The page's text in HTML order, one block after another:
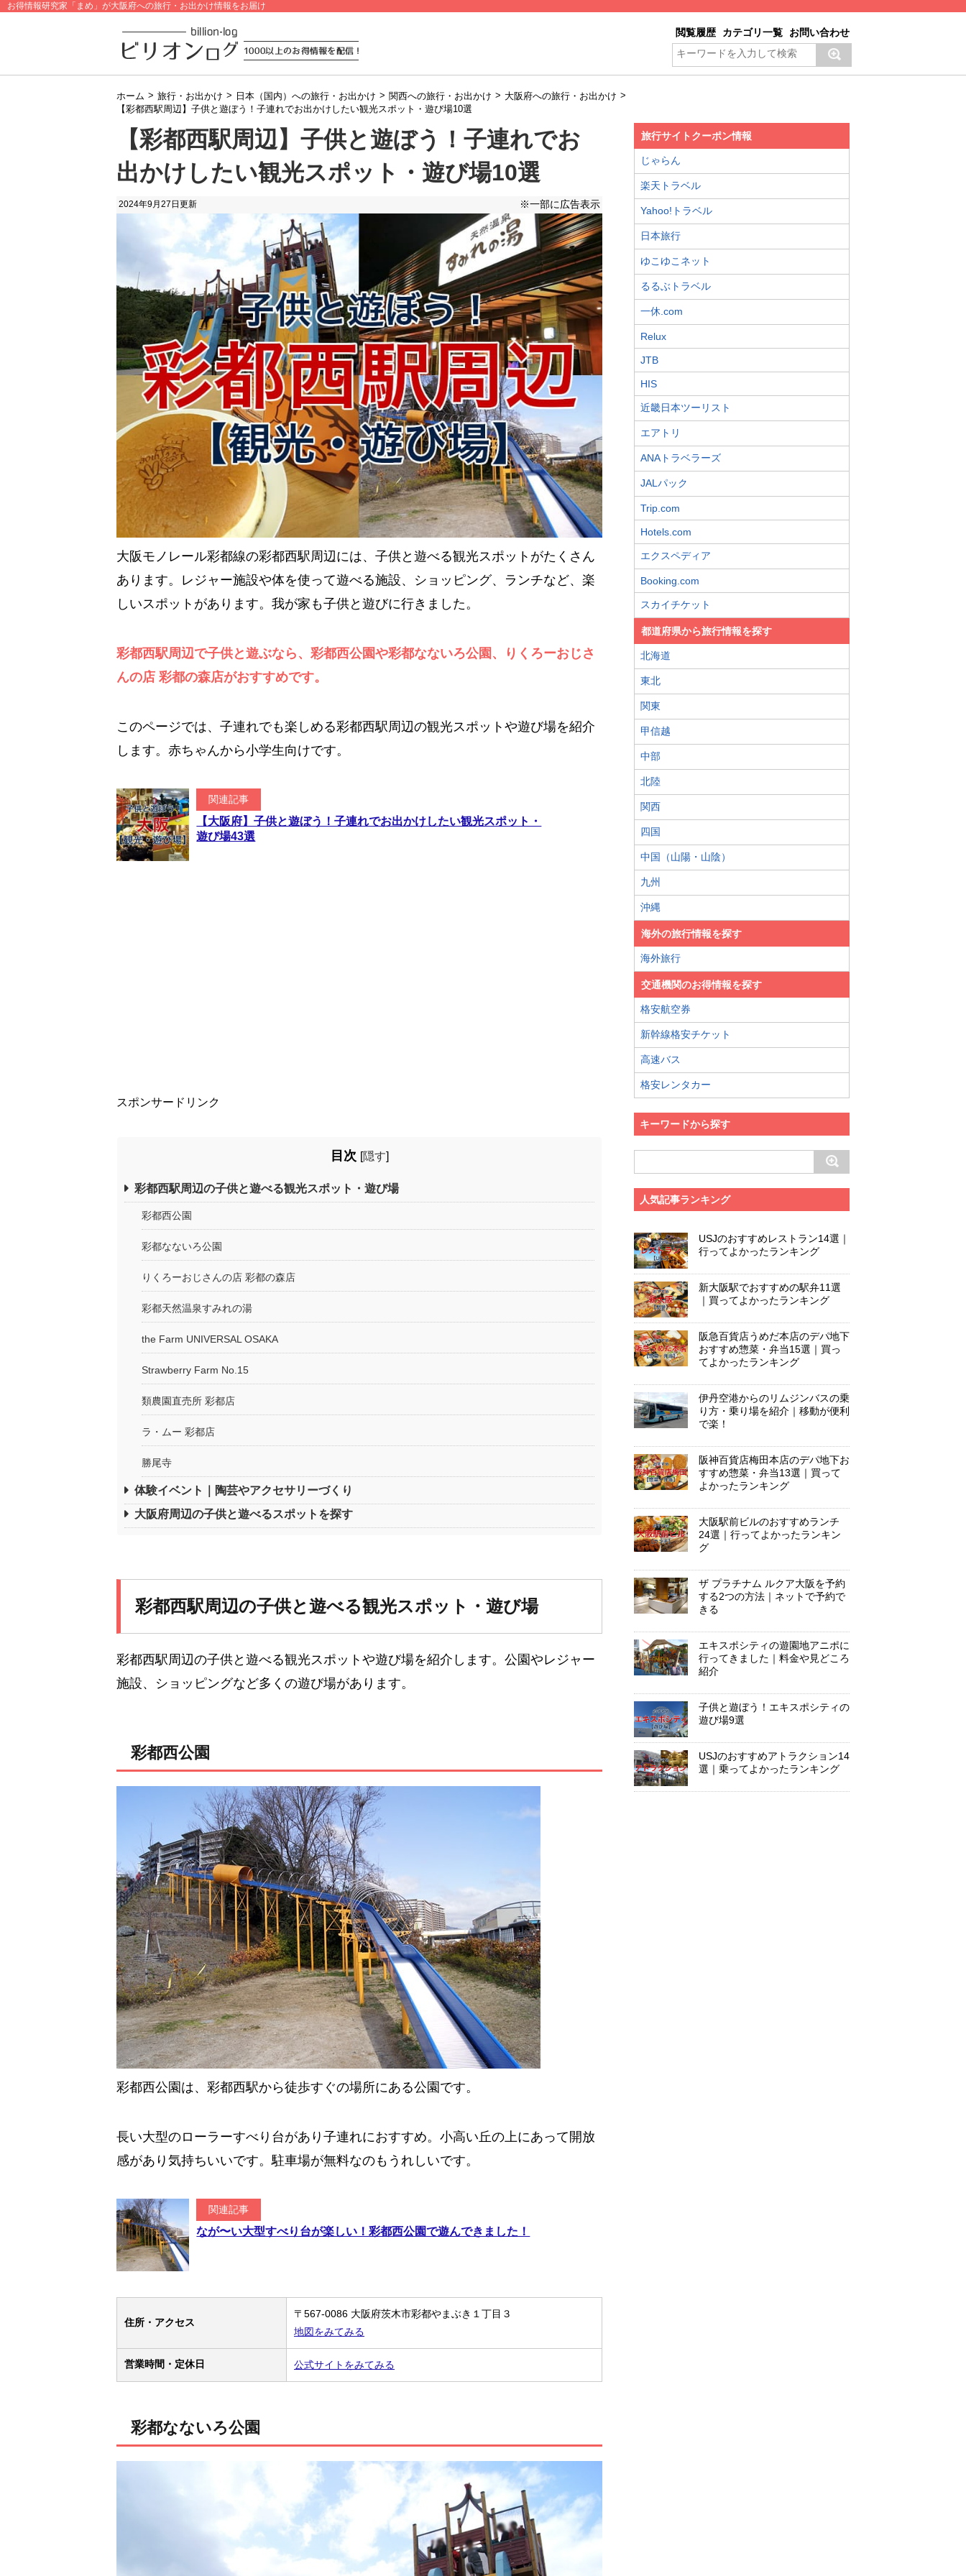
お得情報研究家「まめ」が大阪府への旅行・お出かけ情報をお届け
閲覧履歴 カテゴリ一覧 お問い合わせ
ホーム > 旅行・お出かけ > 日本（国内）への旅行・お出かけ > 関西への旅行・お出かけ > 大阪府への旅行・お出かけ >
【彩都西駅周辺】子供と遊ぼう！子連れでお出かけしたい観光スポット・遊び場10選
【彩都西駅周辺】子供と遊ぼう！子連れでお
出かけしたい観光スポット・遊び場10選
2024年9月27日 更新 ※一部に広告表示
大阪モノレール彩都線の彩都西駅周辺には、子供と遊べる観光スポットがたくさん
あります。レジャー施設や体を使って遊べる施設、ショッピング、ランチなど、楽
しいスポットがあります。我が家も子供と遊びに行きました。
彩都西駅周辺で子供と遊ぶなら、彩都西公園や彩都なないろ公園、りくろーおじさ
んの店 彩都の森店がおすすめです。
このページでは、子連れでも楽しめる彩都西駅周辺の観光スポットや遊び場を紹介
します。赤ちゃんから小学生向けです。
関連記事
【大阪府】子供と遊ぼう！子連れでお出かけしたい観光スポット・
遊び場43選
スポンサードリンク
目次 [隠す]
彩都西駅周辺の子供と遊べる観光スポット・遊び場
彩都西公園
彩都なないろ公園
りくろーおじさんの店 彩都の森店
彩都天然温泉すみれの湯
the Farm UNIVERSAL OSAKA
Strawberry Farm No.15
類農園直売所 彩都店
ラ・ムー 彩都店
勝尾寺
体験イベント｜陶芸やアクセサリーづくり
大阪府周辺の子供と遊べるスポットを探す
彩都西駅周辺の子供と遊べる観光スポット・遊び場
彩都西駅周辺の子供と遊べる観光スポットや遊び場を紹介します。公園やレジャー
施設、ショッピングなど多くの遊び場があります。
彩都西公園
彩都西公園は、彩都西駅から徒歩すぐの場所にある公園です。
長い大型のローラーすべり台があり子連れにおすすめ。小高い丘の上にあって開放
感があり気持ちいいです。駐車場が無料なのもうれしいです。
関連記事
なが〜い大型すべり台が楽しい！彩都西公園で遊んできました！
住所・アクセス
〒567-0086 大阪府茨木市彩都やまぶき１丁目３
地図をみてみる
営業時間・定休日 公式サイトをみてみる
彩都なないろ公園
旅行サイトクーポン情報
じゃらん
楽天トラベル
Yahoo!トラベル
日本旅行
ゆこゆこネット
るるぶトラベル
一休.com
Relux
JTB
HIS
近畿日本ツーリスト
エアトリ
ANAトラベラーズ
JALパック
Trip.com
Hotels.com
エクスペディア
Booking.com
スカイチケット
都道府県から旅行情報を探す
北海道
東北
関東
甲信越
中部
北陸
関西
四国
中国（山陽・山陰）
九州
沖縄
海外の旅行情報を探す
海外旅行
交通機関のお得情報を探す
格安航空券
新幹線格安チケット
高速バス
格安レンタカー
キーワードから探す
人気記事ランキング
USJのおすすめレストラン14選｜
行ってよかったランキング
新大阪駅でおすすめの駅弁11選
｜買ってよかったランキング
阪急百貨店うめだ本店のデパ地下
おすすめ惣菜・弁当15選｜買っ
てよかったランキング
伊丹空港からのリムジンバスの乗
り方・乗り場を紹介｜移動が便利
で楽！
阪神百貨店梅田本店のデパ地下お
すすめ惣菜・弁当13選｜買って
よかったランキング
大阪駅前ビルのおすすめランチ
24選｜行ってよかったランキン
グ
ザ プラチナム ルクア大阪を予約
する2つの方法｜ネットで予約で
きる
エキスポシティの遊園地アニポに
行ってきました｜料金や見どころ
紹介
子供と遊ぼう！エキスポシティの
遊び場9選
USJのおすすめアトラクション14
選｜乗ってよかったランキング